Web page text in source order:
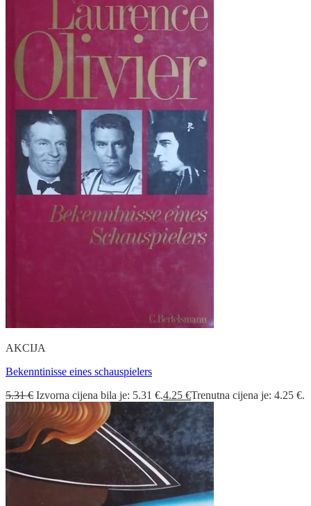
AKCIJA
Bekenntinisse eines schauspielers
5.31€ Izvorna cijena bila je: 5.31 €.4.25 €Trenutna cijena je: 4.25 €.